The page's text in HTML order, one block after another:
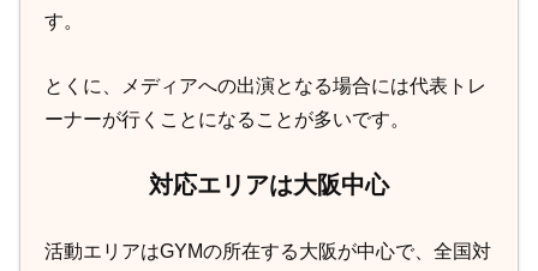
す。
とくに、メディアへの出演となる場合には代表トレ
ーナーが行くことになることが多いです。
対応エリアは大阪中心
活動エリアはGYMの所在する大阪が中心で、全国対